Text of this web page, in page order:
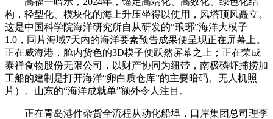
构，轻型化、模块化的海上升压坐得以使用，风塔顶风矗立。
这是中国科学院海洋研究所自从研发的“琅琊”海洋大模子
1.0，同片海域7天内的海洋要素预告成果便呈现正在屏幕上。
正在威海港，舱内货色的3D模子便跃然屏幕之上；正在荣成
泰祥食物股份无限公司，以财产协同为纽带，南极磷虾捕捞加
工船的建制是打开海洋“卵白质仓库”的主要暗码。无人机照
片）。山东的“海洋成就单”额外令人注目。
正在青岛港件杂货全流程从动化船埠，口岸集团总司理李